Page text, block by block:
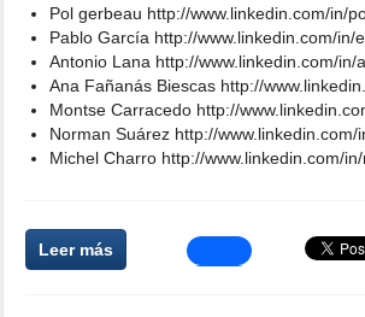
Pol gerbeau http://www.linkedin.com/in/
Pablo García http://www.linkedin.com/in/
Antonio Lana http://www.linkedin.com/in/
Ana Fañanás Biescas http://
Montse Carracedo http://
Norman Suárez http://
Michel Charro http://www.linkedin.com/
Leer más